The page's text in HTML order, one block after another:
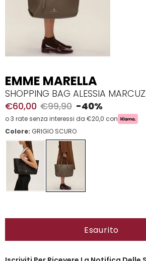
EMME MARELLA
SHOPPING BAG ALESSIA
€60,00 €99,90 -40%
o 3 rate senza interessi da €20,0 con
Colore: GRIGIO SCURO